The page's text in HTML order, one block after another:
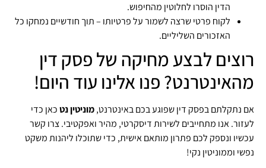
הדין הוסרו לחלוטין מהחיפוש.
לקוח פרטי שרצה לשמור על פרטיותו – תוך חודשיים נמחקו כל
האזכורים השליליים.
רוצים לבצע מחיקה של פסק דין
מהאינטרנט? פנו אלינו עוד היום!
אם נתקלתם בפסק דין שפוגע בכם באינטרנט,מוניטין נטכאן כדי
לעזור. אנו מתחייבים לשירות דיסקרטי, מהיר ואפקטיבי. צרו קשר
עכשיו ונספק לכם פתרון מותאם אישית, כדי שתוכלו ליהנות משקט
נפשי וממוניטין נקי!